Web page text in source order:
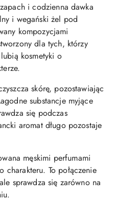
i codzienna dawka
i wegański żel pod
kompozycjami
dla tych, którzy
kosmetyki o
skórę, pozostawiając
substancje myjące
się podczas
aromat długo pozostaje
męskimi perfumami
To połączenie
sprawdza się zarówno na